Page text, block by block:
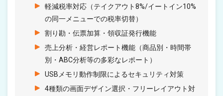
軽減税率対応（テイクアウト8%/イートイン10%
の同一メニューでの税率切替）
割り勘・伝票加算・領収証発行機能
売上分析・経営レポート機能（商品別・時間帯
別・ABC分析等の多彩なレポート）
USBメモリ動作制限によるセキュリティ対策
4種類の画面デザイン選択・フリーレイアウト対